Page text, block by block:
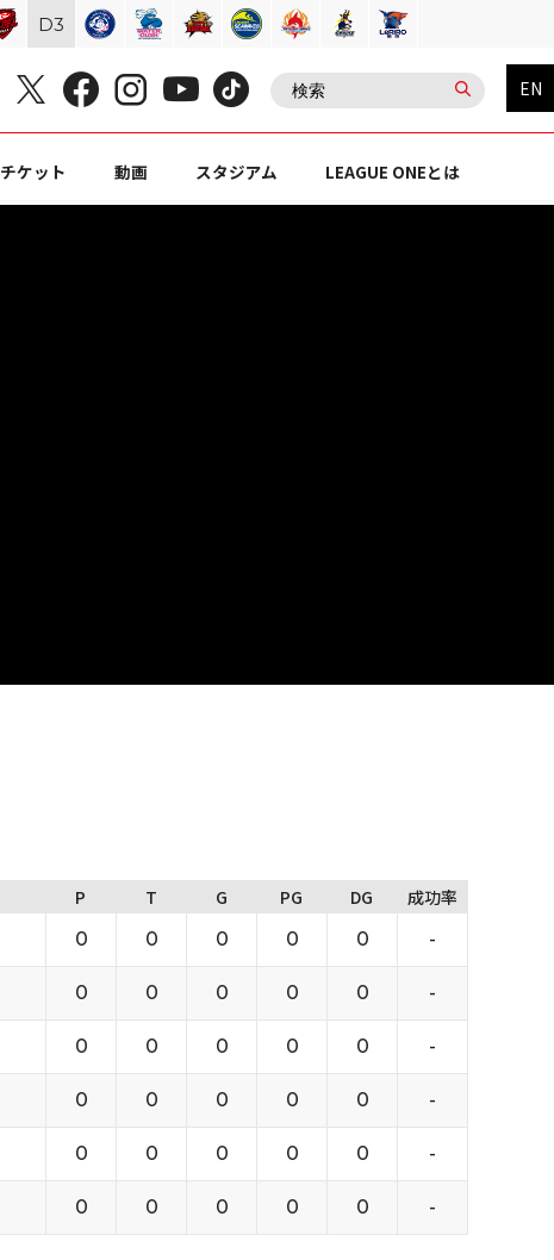
EN
チケット 動画 スタジアム LEAGUE ONEとは
P T G PG DG 成功率
0 0 0 0 0 -
0 0 0 0 0 -
0 0 0 0 0 -
0 0 0 0 0 -
0 0 0 0 0 -
0 0 0 0 0 -
D3